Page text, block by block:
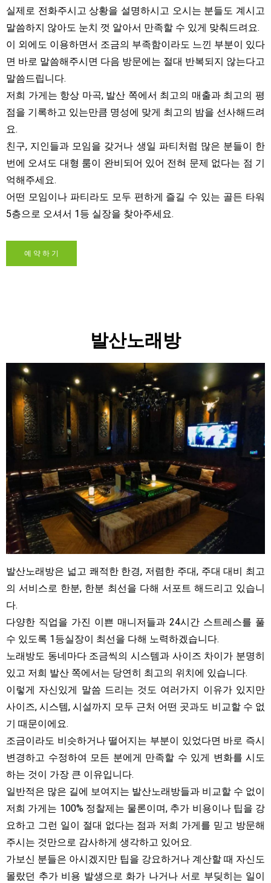
실제로 전화주시고 상황을 설명하시고 오시는 분들도 계시고
말씀하지 않아도 눈치 껏 알아서 만족할 수 있게 맞춰드려요.
이 외에도 이용하면서 조금의 부족함이라도 느낀 부분이 있다
면 바로 말씀해주시면 다음 방문에는 절대 반복되지 않는다고
말씀드립니다.
저희 가게는 항상 마곡, 발산 쪽에서 최고의 매출과 최고의 평
점을 기록하고 있는만큼 명성에 맞게 최고의 밤을 선사해드려
요.
친구, 지인들과 모임을 갖거나 생일 파티처럼 많은 분들이 한
번에 오셔도 대형 룸이 완비되어 있어 전혀 문제 없다는 점 기
억해주세요.
어떤 모임이나 파티라도 모두 편하게 즐길 수 있는 골든 타워
5층으로 오셔서 1등 실장을 찾아주세요.
예 약 하 기
발산노래방
발산노래방은 넓고 쾌적한 한경, 저렴한 주대, 주대 대비 최고
의 서비스로 한분, 한분 최선을 다해 서포트 해드리고 있습니
다.
다양한 직업을 가진 이쁜 매니저들과 24시간 스트레스를 풀
수 있도록 1등실장이 최선을 다해 노력하겠습니다.
노래방도 동네마다 조금씩의 시스템과 사이즈 차이가 분명히
있고 저희 발산 쪽에서는 당연히 최고의 위치에 있습니다.
이렇게 자신있게 말씀 드리는 것도 여러가지 이유가 있지만
사이즈, 시스템, 시설까지 모두 근처 어떤 곳과도 비교할 수 없
기 때문이에요.
조금이라도 비슷하거나 떨어지는 부분이 있었다면 바로 즉시
변경하고 수정하여 모든 분에게 만족할 수 있게 변화를 시도
하는 것이 가장 큰 이유입니다.
일반적은 많은 길에 보여지는 발산노래방들과 비교할 수 없이
저희 가게는 100% 정찰제는 물론이며, 추가 비용이나 팁을 강
요하고 그런 일이 절대 없다는 점과 저희 가게를 믿고 방문해
주시는 것만으로 감사하게 생각하고 있어요.
가보신 분들은 아시겠지만 팁을 강요하거나 계산할 때 자신도
몰랐던 추가 비용 발생으로 화가 나거나 서로 부딪히는 일이